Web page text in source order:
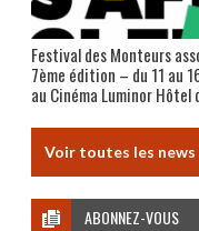
Festival des Monteurs
7ème édition – du 11 au
au Cinéma Luminor Hôtel
Voir toutes les news
ABONNEZ-VOUS